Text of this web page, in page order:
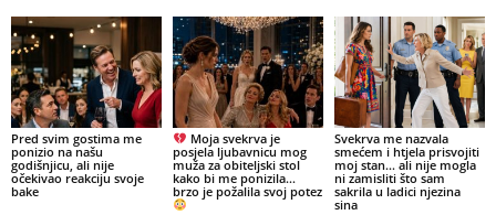
Pred svim gostima me
ponizio na našu
godišnjicu, ali nije
očekivao reakciju svoje
bake
Moja svekrva je
posjela ljubavnicu mog
muža za obiteljski stol
kako bi me ponizila…
brzo je požalila svoj potez
Svekrva me nazvala
smećem i htjela prisvojiti
moj stan… ali nije mogla
ni zamisliti što sam
sakrila u ladici njezina
sina